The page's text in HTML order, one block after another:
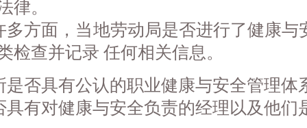
律。
多方面，当地劳动局是否进行了健康与
检查并记录 任何相关信息。
是否具有公认的职业健康与安全管理体
具有对健康与安全负责的经理以及他们